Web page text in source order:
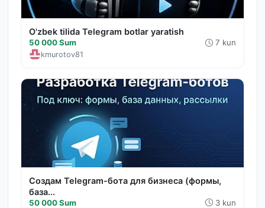
O'zbek tilida Telegram botlar yaratish
50 000 Sum 7 kun
kmurotov81
Создам Telegram-бота для бизнеса (формы,
база...
50 000 Sum 3 kun